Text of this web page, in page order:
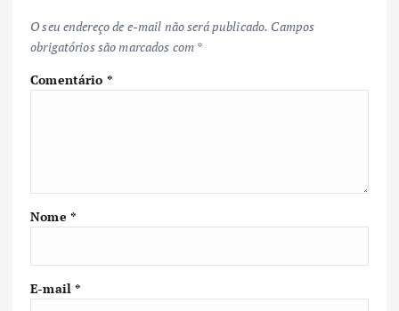
O seu endereço de e-mail não será publicado. Campos
obrigatórios são marcados com *
Comentário *
Nome *
E-mail*